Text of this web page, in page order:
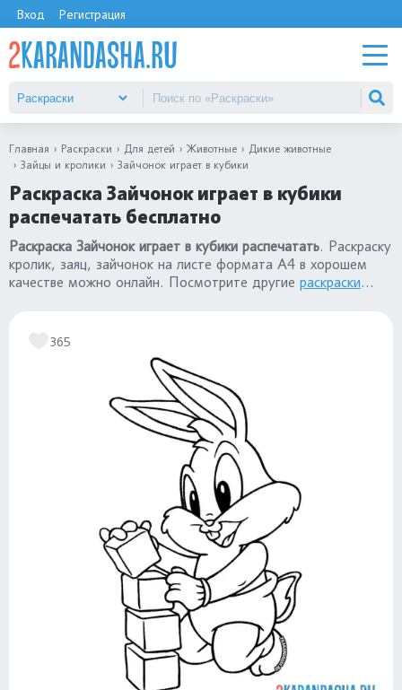
Вход Регистрация
Главная Раскраски Для детей Животные
Дикие животные
Зайцы и кролики
Зайчонок играет в кубики
Раскраска Зайчонок играет в кубики
распечатать бесплатно
Раскраска Зайчонок играет в кубики распечатать. Раскраску
кролик, заяц, зайчонок на листе формата А4 в хорошем
качестве можно онлайн. Посмотрите другие раскраски
365